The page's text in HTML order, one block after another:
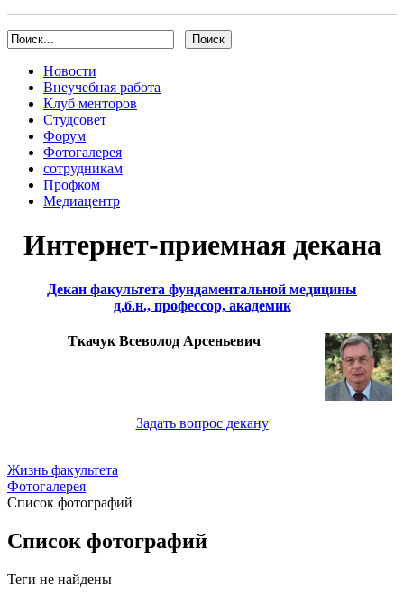
Новости
Внеучебная работа
Клуб менторов
Студсовет
Форум
Фотогалерея
сотрудникам
Профком
Медиацентр
Интернет-приемная декана
Декан факультета фундаментальной медицины
д.б.н., профессор, академик
Ткачук Всеволод Арсеньевич
Задать вопрос декану
Жизнь факультета
Фотогалерея
Список фотографий
Список фотографий
Теги не найдены